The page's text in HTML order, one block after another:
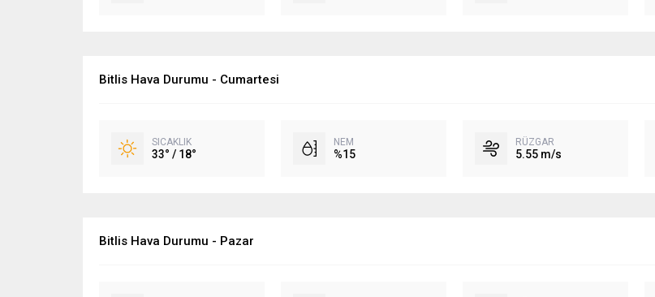
Bitlis Hava Durumu - Cumartesi
SICAKLIK
33° / 18°
NEM
%15
RÜZGAR
5.55 m/s
Bitlis Hava Durumu - Pazar